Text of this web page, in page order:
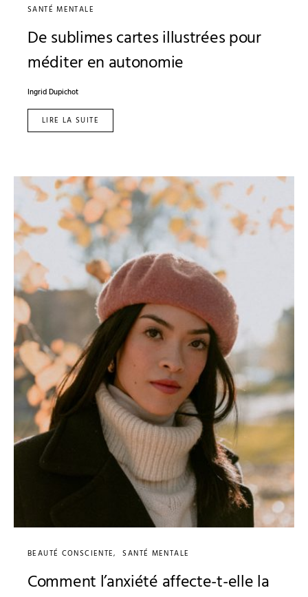
SANTÉ MENTALE
De sublimes cartes illustrées pour
méditer en autonomie
Ingrid Dupichot
LIRE LA SUITE
BEAUTÉ CONSCIENTE SANTÉ MENTALE
Comment l’anxiété affecte-t-elle la